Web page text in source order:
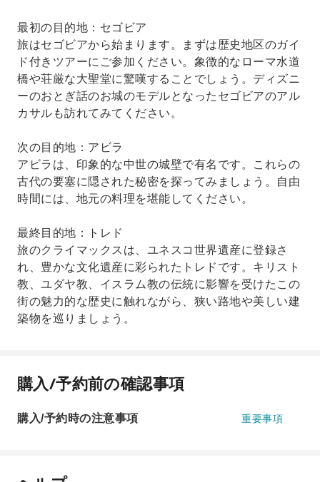
最初の目的地：セゴビア
旅はセゴビアから始まります。まずは歴史地区のガイ
ド付きツアーにご参加ください。象徴的なローマ水道
橋や荘厳な大聖堂に驚嘆することでしょう。ディズニ
ーのおとぎ話のお城のモデルとなったセゴビアのアル
カサルも訪れてみてください。
次の目的地：アビラ
アビラは、印象的な中世の城壁で有名です。これらの
古代の要塞に隠された秘密を探ってみましょう。自由
時間には、地元の料理を堪能してください。
最終目的地：トレド
旅のクライマックスは、ユネスコ世界遺産に登録さ
れ、豊かな文化遺産に彩られたトレドです。キリスト
教、ユダヤ教、イスラム教の伝統に影響を受けたこの
街の魅力的な歴史に触れながら、狭い路地や美しい建
築物を巡りましょう。
購入/予約前の確認事項
購入/予約時の注意事項 重要事項